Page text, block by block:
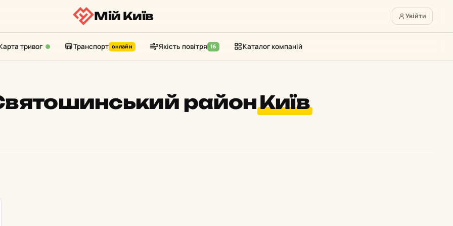
Мій Київ Увійти
тривог Транспорт онлайн Якість повітря 16 Каталог компаній
районКиїв